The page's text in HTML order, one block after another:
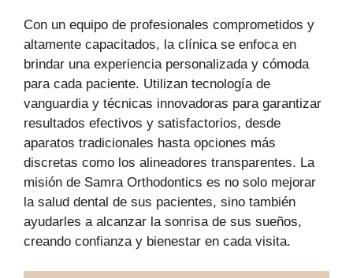
Con un equipo de profesionales comprometidos y
altamente capacitados, la clínica se enfoca en
brindar una experiencia personalizada y cómoda
para cada paciente. Utilizan tecnología de
vanguardia y técnicas innovadoras para garantizar
resultados efectivos y satisfactorios, desde
aparatos tradicionales hasta opciones más
discretas como los alineadores transparentes. La
misión de Samra Orthodontics es no solo mejorar
la salud dental de sus pacientes, sino también
ayudarles a alcanzar la sonrisa de sus sueños,
creando confianza y bienestar en cada visita.